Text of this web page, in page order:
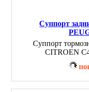
Суппорт
Суппорт
CITROEN